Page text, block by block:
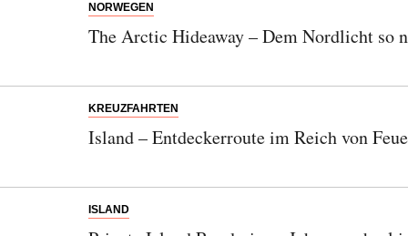
NORWEGEN
The Arctic Hideaway – Dem Nordlicht so
KREUZFAHRTEN
Island – Entdeckerroute im Reich von
ISLAND